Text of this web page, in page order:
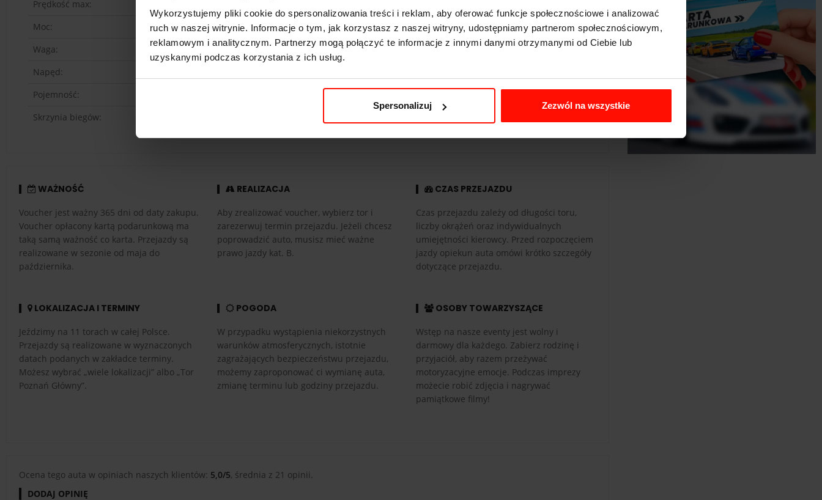
Wykorzystujemy pliki cookie do spersonalizowania treści i reklam, aby oferować funkcje społecznościowe i analizować
ruch w naszej witrynie. Informacje o tym, jak korzystasz z naszej witryny, udostępniamy partnerom społecznościowym,
reklamowym i analitycznym. Partnerzy mogą połączyć te informacje z innymi danymi otrzymanymi od Ciebie lub
uzyskanymi podczas korzystania z ich usług.
Spersonalizuj Zezwól na wszystkie
Prędkość max:
Moc:
560KM
Waga:
1630kg
Napęd:
Pojemność:
Skrzynia biegów:
WAŻNOŚĆ
Voucher jest ważny 365 dni od daty zakupu.
Voucher opłacony kartą podarunkową ma
taką samą ważność co karta. Przejazdy są
realizowane w sezonie od maja do
października.
REALIZACJA
Aby zrealizować voucher, wybierz tor i
zarezerwuj termin przejazdu. Jeżeli chcesz
poprowadzić auto, musisz mieć ważne
prawo jazdy kat. B.
CZAS PRZEJAZDU
Czas przejazdu zależy od długości toru,
liczby okrążeń oraz indywidualnych
umiejętności kierowcy. Przed rozpoczęciem
jazdy opiekun auta omówi krótko szczegóły
dotyczące przejazdu.
LOKALIZACJA I TERMINY
Jeździmy na 11 torach w całej Polsce.
Przejazdy są realizowane w wyznaczonych
datach podanych w zakładce terminy.
Możesz wybrać „wiele lokalizacji” albo „Tor
Poznań Główny”.
POGODA
W przypadku wystąpienia niekorzystnych
warunków atmosferycznych, istotnie
zagrażających bezpieczeństwu przejazdu,
możemy zaproponować ci wymianę auta,
zmianę terminu lub godziny przejazdu.
OSOBY TOWARZYSZĄCE
Wstęp na nasze eventy jest wolny i
darmowy dla każdego. Zabierz rodzinę i
przyjaciół, aby razem przeżywać
motoryzacyjne emocje. Podczas imprezy
możecie robić zdjęcia i nagrywać
pamiątkowe filmy!
Ocena tego auta w opiniach naszych klientów: 5,0/5, średnia z 21 opinii.
DODAJ OPINIĘ